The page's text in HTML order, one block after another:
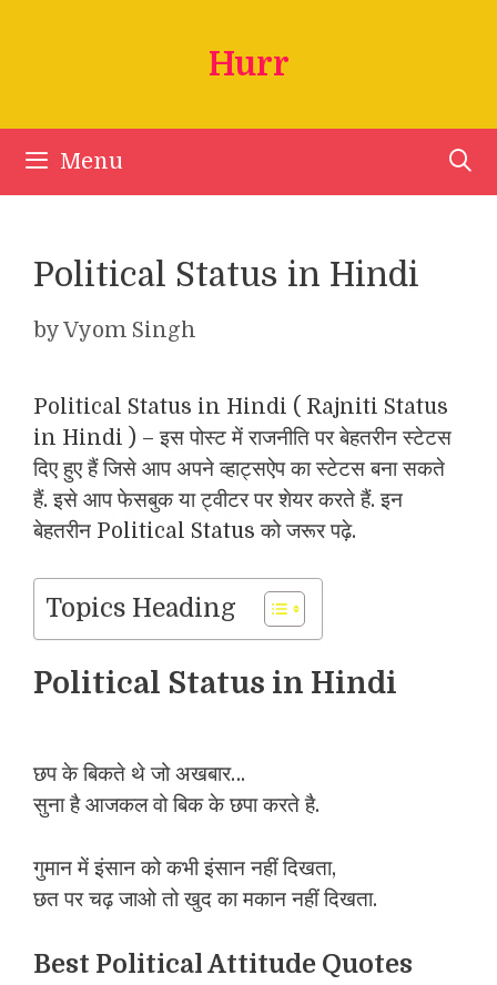
Hurr
Menu
Political Status in Hindi
byVyom Singh
Political Status in Hindi ( Rajniti Status
in Hindi ) – इस पोस्ट में राजनीति पर बेहतरीन स्टेटस
दिए हुए हैं जिसे आप अपने व्हाट्सऐप का स्टेटस बना सकते
हैं. इसे आप फेसबुक या ट्वीटर पर शेयर करते हैं. इन
बेहतरीन Political Status को जरूर पढ़े.
Topics Heading
Political Status in Hindi
छप के बिकते थे जो अखबार…
सुना है आजकल वो बिक के छपा करते है.
गुमान में इंसान को कभी इंसान नहीं दिखता,
छत पर चढ़ जाओ तो खुद का मकान नहीं दिखता.
Best Political Attitude Quotes